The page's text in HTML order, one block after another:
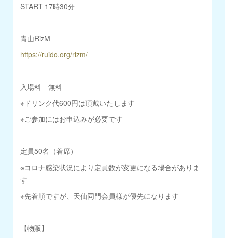
START 17時30分
青山RizM
https://ruido.org/rizm/
入場料 無料
※ドリンク代600円は頂戴いたします
※ご参加にはお申込みが必要です
定員50名（着席）
※コロナ感染状況により定員数が変更になる場合がありま
す
※先着順ですが、天仙同門会員様が優先になります
【物販】